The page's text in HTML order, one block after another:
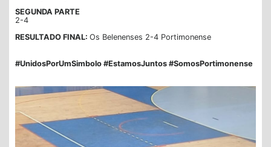
SEGUNDA PARTE
2-4
RESULTADO FINAL: Os Belenenses 2-4 Portimonense
#UnidosPorUmSimbolo #EstamosJuntos #SomosPortimonense